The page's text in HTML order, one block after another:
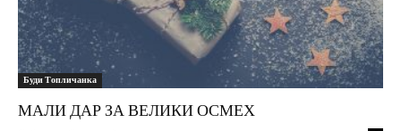
Буди Топличанка
МАЛИ ДАР ЗА ВЕЛИКИ ОСМЕХ